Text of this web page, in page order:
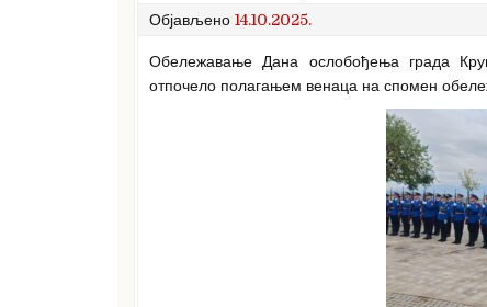
Објављено 14.10.2025.
Обележавање Дана ослобођења града
отпочело полагањем венаца на спомен